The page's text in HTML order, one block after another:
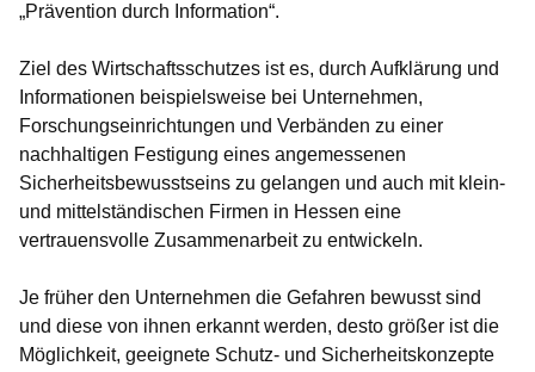
„Prävention durch Information“.
Ziel des Wirtschaftsschutzes ist es, durch Aufklärung und
Informationen beispielsweise bei Unternehmen,
Forschungseinrichtungen und Verbänden zu einer
nachhaltigen Festigung eines angemessenen
Sicherheitsbewusstseins zu gelangen und auch mit klein-
und mittelständischen Firmen in Hessen eine
vertrauensvolle Zusammenarbeit zu entwickeln.
Je früher den Unternehmen die Gefahren bewusst sind
und diese von ihnen erkannt werden, desto größer ist die
Möglichkeit, geeignete Schutz- und Sicherheitskonzepte